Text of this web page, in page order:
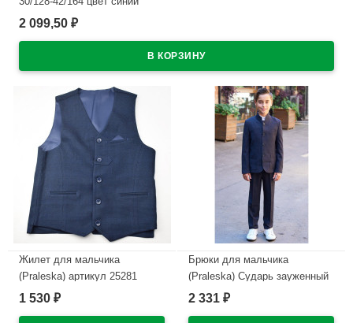
В наличии
2 099,50 ₽
Жилет для мальчика
(Praleska) артикул 25281
Сударь размер 30/128-42/164
1 530 ₽
Брюки для мальчика
(Praleska) Сударь зауженный
силуэт размерный ряд 30/134-
2 331 ₽